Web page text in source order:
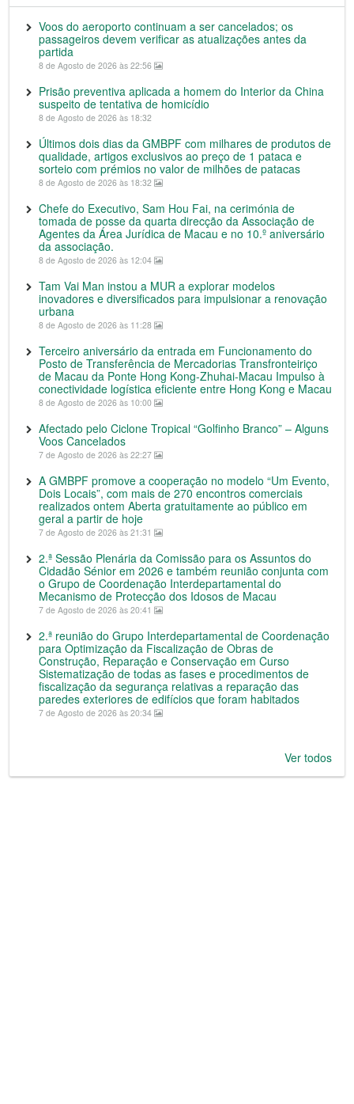
Voos do aeroporto continuam a ser cancelados; os
passageiros devem verificar as atualizações antes da
partida
8 de Agosto de 2026 às 22:56
Prisão preventiva aplicada a homem do Interior da China
suspeito de tentativa de homicídio
8 de Agosto de 2026 às 18:32
Últimos dois dias da GMBPF com milhares de produtos de
qualidade, artigos exclusivos ao preço de 1 pataca e
sorteio com prémios no valor de milhões de patacas
8 de Agosto de 2026 às 18:32
Chefe do Executivo, Sam Hou Fai, na cerimónia de
tomada de posse da quarta direcção da Associação de
Agentes da Área Jurídica de Macau e no 10.º aniversário
da associação.
8 de Agosto de 2026 às 12:04
Tam Vai Man instou a MUR a explorar modelos
inovadores e diversificados para impulsionar a renovação
urbana
8 de Agosto de 2026 às 11:28
Terceiro aniversário da entrada em Funcionamento do
Posto de Transferência de Mercadorias Transfronteiriço
de Macau da Ponte Hong Kong-Zhuhai-Macau Impulso à
conectividade logística eficiente entre Hong Kong e Macau
8 de Agosto de 2026 às 10:00
Afectado pelo Ciclone Tropical “Golfinho Branco” – Alguns
Voos Cancelados
7 de Agosto de 2026 às 22:27
A GMBPF promove a cooperação no modelo “Um Evento,
Dois Locais”, com mais de 270 encontros comerciais
realizados ontem Aberta gratuitamente ao público em
geral a partir de hoje
7 de Agosto de 2026 às 21:31
2.ª Sessão Plenária da Comissão para os Assuntos do
Cidadão Sénior em 2026 e também reunião conjunta com
o Grupo de Coordenação Interdepartamental do
Mecanismo de Protecção dos Idosos de Macau
7 de Agosto de 2026 às 20:41
2.ª reunião do Grupo Interdepartamental de Coordenação
para Optimização da Fiscalização de Obras de
Construção, Reparação e Conservação em Curso
Sistematização de todas as fases e procedimentos de
fiscalização da segurança relativas a reparação das
paredes exteriores de edifícios que foram habitados
7 de Agosto de 2026 às 20:34
Ver todos